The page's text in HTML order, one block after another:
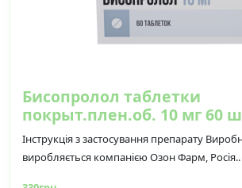
Бисопролол таблетки
покрыт.плен.об. 10 мг 60
Інструкція з застосування препарату
виробляється компанією Озон Фарм, Росія..